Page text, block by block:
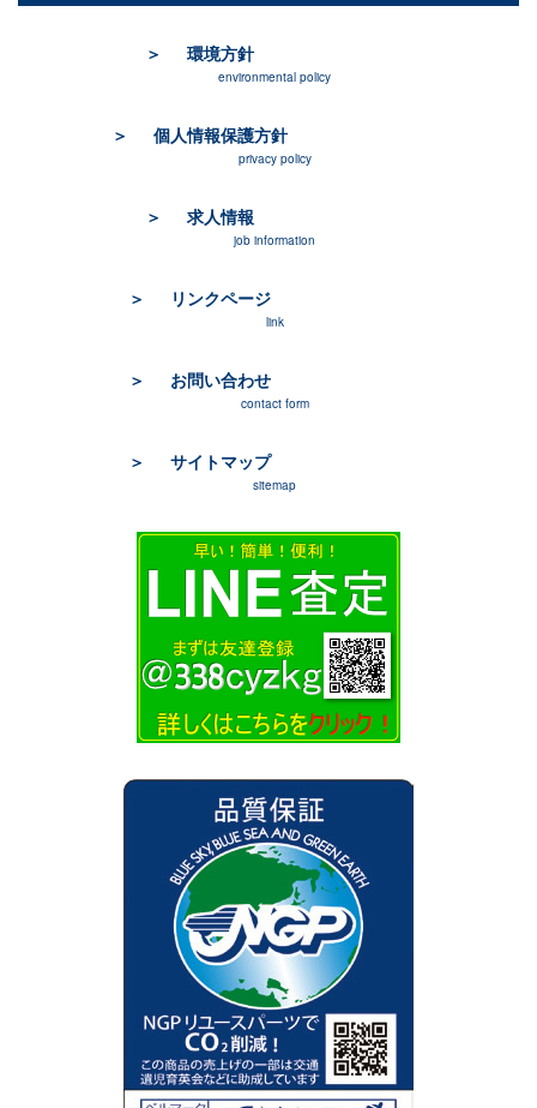
環境方針
environmental policy
個人情報保護方針
privacy policy
求人情報
job information
リンクページ
link
お問い合わせ
contact form
サイトマップ
sitemap